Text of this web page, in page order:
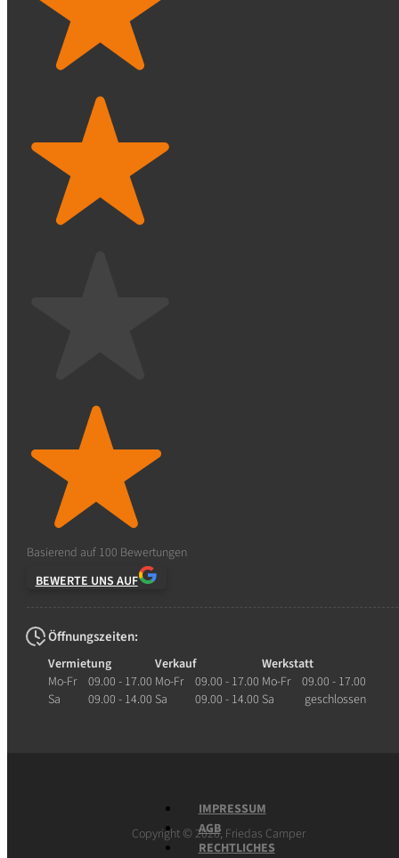
Basierend auf 100 Bewertungen
BEWERTE UNS AUF
Öffnungszeiten:
Vermietung
Mo-Fr
09.00 - 17.00
Sa
09.00 - 14.00
Verkauf
Mo-Fr
09.00 - 17.00
Sa
09.00 - 14.00
Werkstatt
Mo-Fr
09.00 - 17.00
Sa
geschlossen
IMPRESSUM
AGB
RECHTLICHES
Copyright © 2026, Friedas Camper